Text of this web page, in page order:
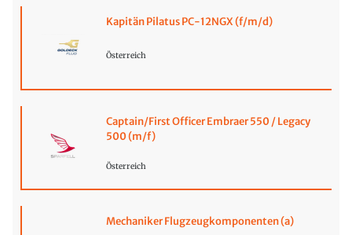
Kapitän Pilatus PC-12NGX (f/m/d)
Österreich
Captain/First Officer Embraer 550 / Legacy
500 (m/f)
Österreich
Mechaniker Flugzeugkomponenten (a)